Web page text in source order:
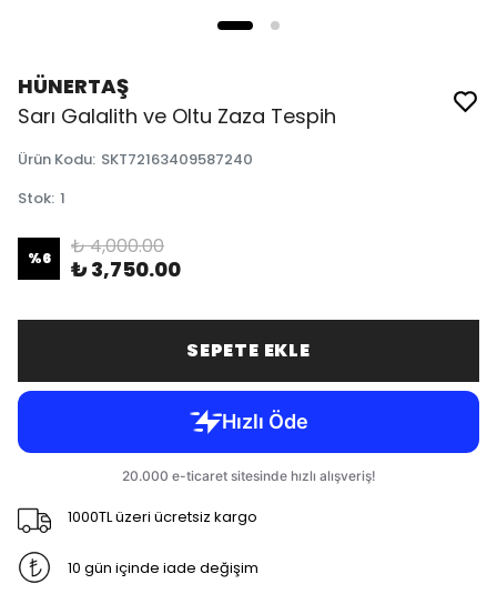
HÜNERTAŞ
Sarı Galalith ve Oltu Zaza Tespih
Ürün Kodu: SKT72163409587240
Stok: 1
%6 ₺ 4,000.00
₺ 3,750.00
SEPETE EKLE
1000TL üzeri ücretsiz kargo
10 gün içinde iade değişim